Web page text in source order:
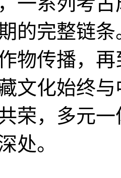
的完整链
物传播，
文化始终
荣，多元
处。